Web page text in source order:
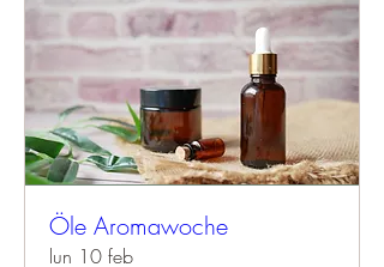
Öle Aromawoche
lun 10 feb